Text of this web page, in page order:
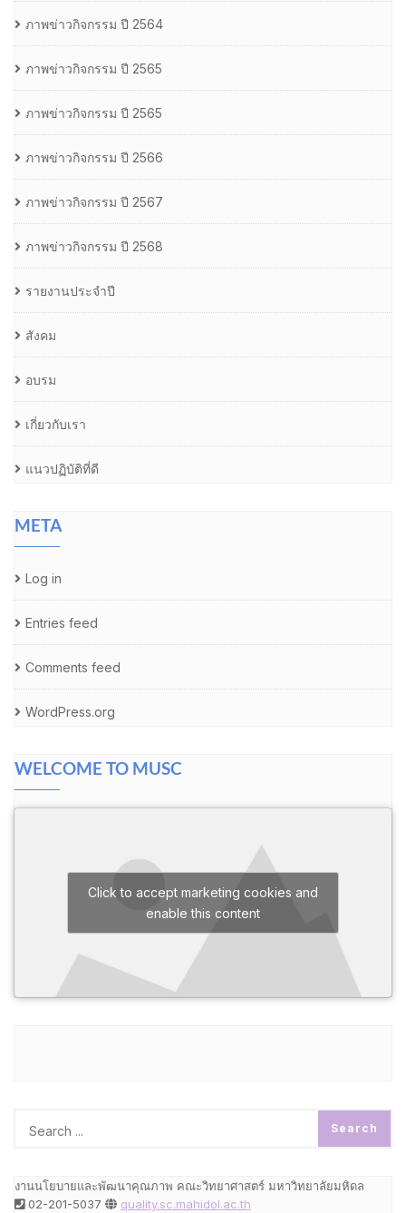
ภาพข่าวกิจกรรม ปี 2564
ภาพข่าวกิจกรรม ปี 2565
ภาพข่าวกิจกรรม ปี 2565
ภาพข่าวกิจกรรม ปี 2566
ภาพข่าวกิจกรรม ปี 2567
ภาพข่าวกิจกรรม ปี 2568
รายงานประจำปี
สังคม
อบรม
เกี่ยวกับเรา
แนวปฏิบัติที่ดี
META
Log in
Entries feed
Comments feed
WordPress.org
WELCOME TO MUSC
Click to accept marketing cookies and
enable this content
งานนโยบายและพัฒนาคุณภาพ คณะวิทยาศาสตร์ มหาวิทยาลัยมหิดล
02-201-5037
quality.sc.mahidol.ac.th